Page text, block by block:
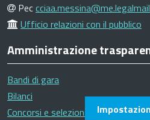
Pec
Ufficio relazioni con il pubblico
Amministrazione
Bandi di gara
Bilanci
Concorsi e selezioni